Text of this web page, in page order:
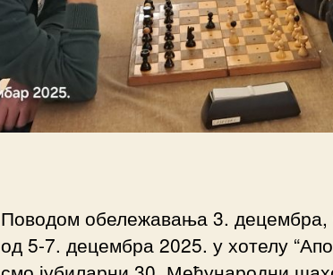
Поводом обележавања 3. децембра,
од 5-7. децембра 2025. у хотелу